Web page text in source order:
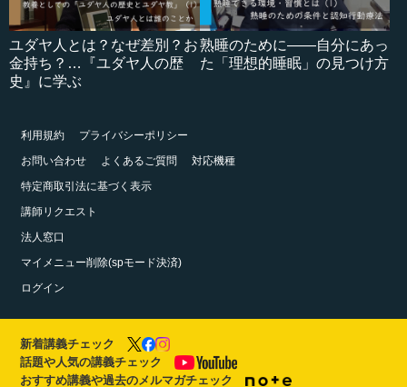
ユダヤ人とは？なぜ差別？お
金持ち？…『ユダヤ人の歴
史』に学ぶ
熟睡のために――自分にあっ
た「理想的睡眠」の見つけ方
利用規約
プライバシーポリシー
お問い合わせ
よくあるご質問
対応機種
特定商取引法に基づく表示
講師リクエスト
法人窓口
マイメニュー削除(spモード決済)
ログイン
新着講義チェック
話題や人気の講義チェック
おすすめ講義や過去のメルマガチェック